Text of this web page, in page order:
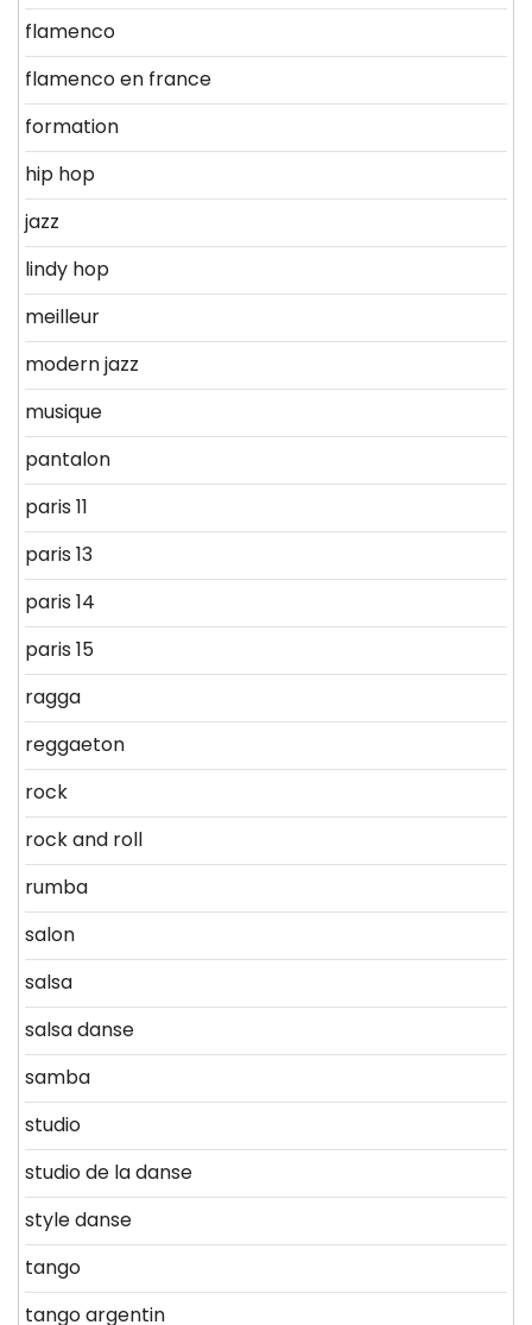
flamenco
flamenco en france
formation
hip hop
jazz
lindy hop
meilleur
modern jazz
musique
pantalon
paris 11
paris 13
paris 14
paris 15
ragga
reggaeton
rock
rock and roll
rumba
salon
salsa
salsa danse
samba
studio
studio de la danse
style danse
tango
tango argentin